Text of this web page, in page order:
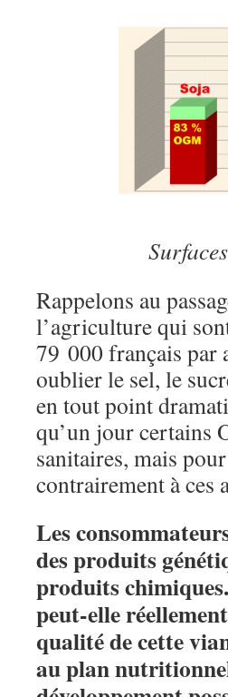
Rappelons au
l’agriculture qui
79 000 français par
oublier le sel, le
en tout point
qu’un jour certains
sanitaires, mais
contrairement à ces
Les
des produits
produits
peut-elle
qualité de cette
au plan